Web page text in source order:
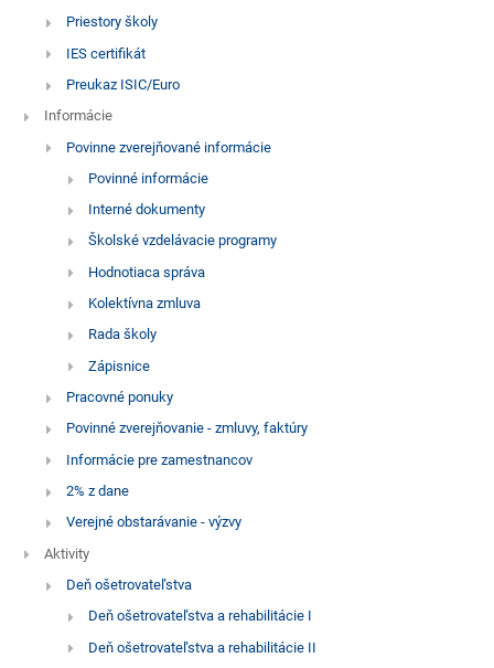
Priestory školy
IES certifikát
Preukaz ISIC/Euro
Informácie
Povinne zverejňované informácie
Povinné informácie
Interné dokumenty
Školské vzdelávacie programy
Hodnotiaca správa
Kolektívna zmluva
Rada školy
Zápisnice
Pracovné ponuky
Povinné zverejňovanie - zmluvy, faktúry
Informácie pre zamestnancov
2% z dane
Verejné obstarávanie - výzvy
Aktivity
Deň ošetrovateľstva
Deň ošetrovateľstva a rehabilitácie I
Deň ošetrovateľstva a rehabilitácie II